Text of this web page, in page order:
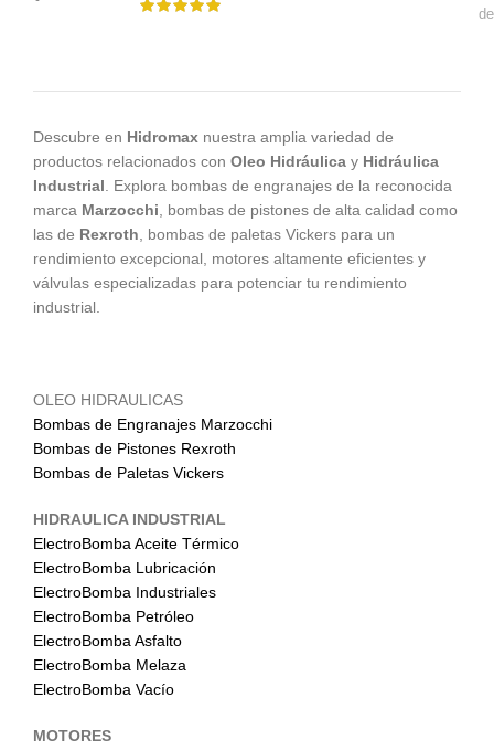
Descubre en Hidromax nuestra amplia variedad de
productos relacionados conOleo Hidráulica y Hidráulica
Industrial . Explora bombas de engranajes de la reconocida
marca Marzocchi , bombas de pistones de alta calidad como
las de Rexroth , bombas de paletas Vickers para un
rendimiento excepcional, motores altamente eficientes y
válvulas especializadas para potenciar tu rendimiento
industrial.
OLEO HIDRAULICAS
Bombas de Engranajes Marzocchi
Bombas de Pistones Rexroth
Bombas de Paletas Vickers
HIDRAULICA INDUSTRIAL
ElectroBomba Aceite Térmico
ElectroBomba Lubricación
ElectroBomba Industriales
ElectroBomba Petróleo
ElectroBomba Asfalto
ElectroBomba Melaza
ElectroBomba Vacío
MOTORES